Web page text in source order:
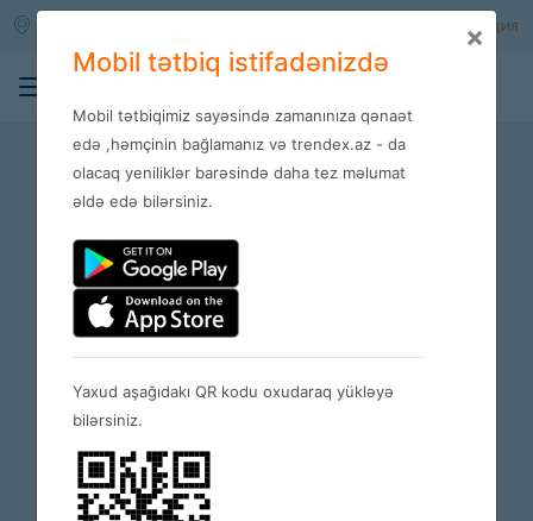
Регистрация
Условия
×
Mobil tətbiq istifadənizdə
Mobil tətbiqimiz sayəsində zamanınıza qənaət
edə ,həmçinin bağlamanız və trendex.az - da
olacaq yeniliklər barəsində daha tez məlumat
əldə edə bilərsiniz.
Yaxud aşağıdakı QR kodu oxudaraq yükləyə
bilərsiniz.